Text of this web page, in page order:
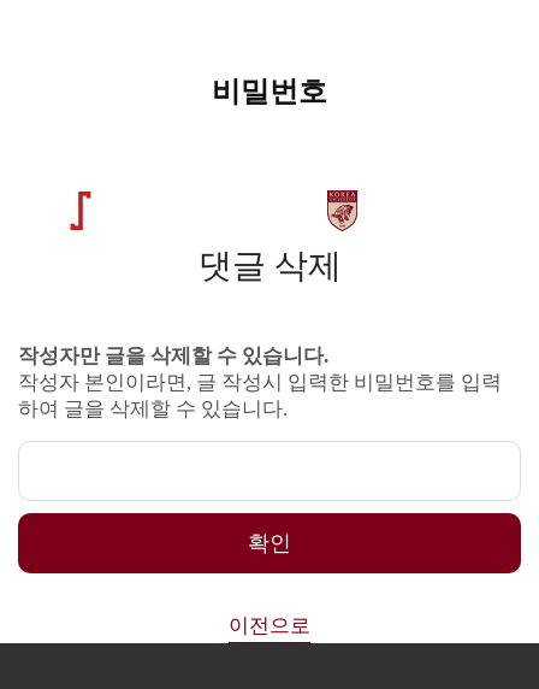
비밀번호
댓글 삭제
작성자만 글을 삭제할 수 있습니다.
작성자 본인이라면, 글 작성시 입력한 비밀번호를 입력
하여 글을 삭제할 수 있습니다.
확인
이전으로